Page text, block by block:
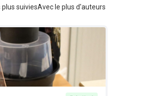
plus suiviesAvec le plus d'auteurs